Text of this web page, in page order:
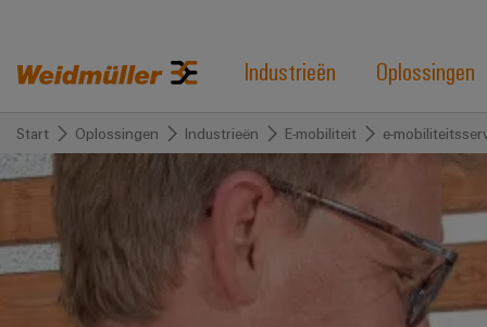
Industrieën Oplossingen
Start Oplossingen Industrieën E-mobiliteit e-